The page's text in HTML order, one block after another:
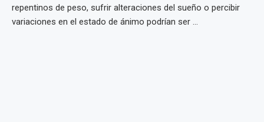
repentinos de peso, sufrir alteraciones del sueño o percibir
variaciones en el estado de ánimo podrían ser ...